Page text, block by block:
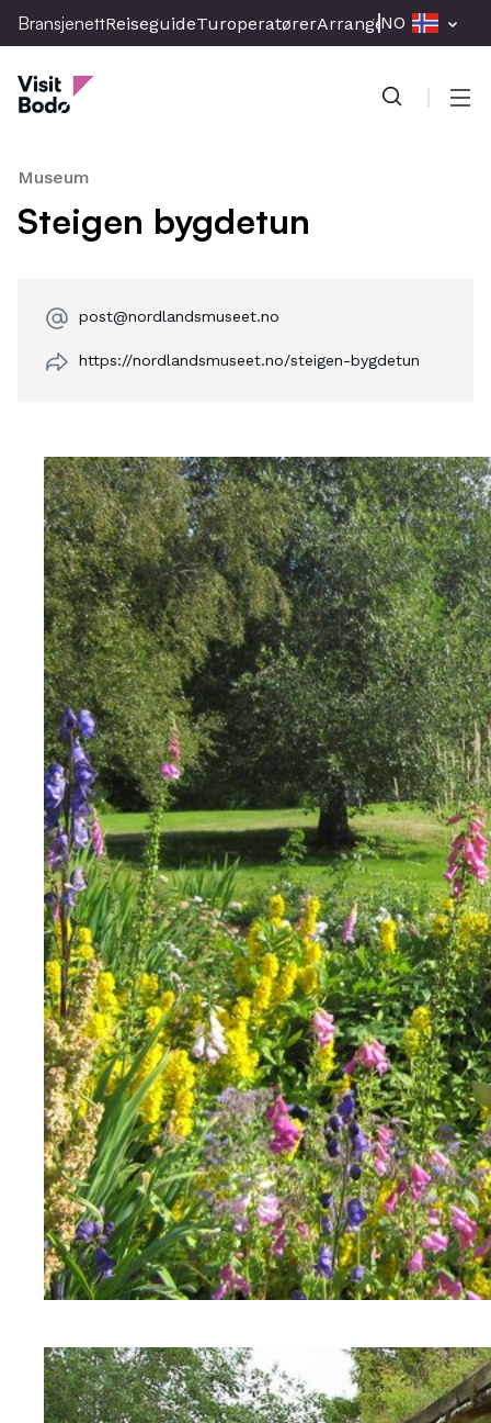
Skip
to
main
content
BransjenettReiseguideTuroperatørerArrangementPresse
NO
Bransjenett
Museum
Steigen bygdetun
post@nordlandsmuseet.no
https://nordlandsmuseet.no/steigen-bygdetun